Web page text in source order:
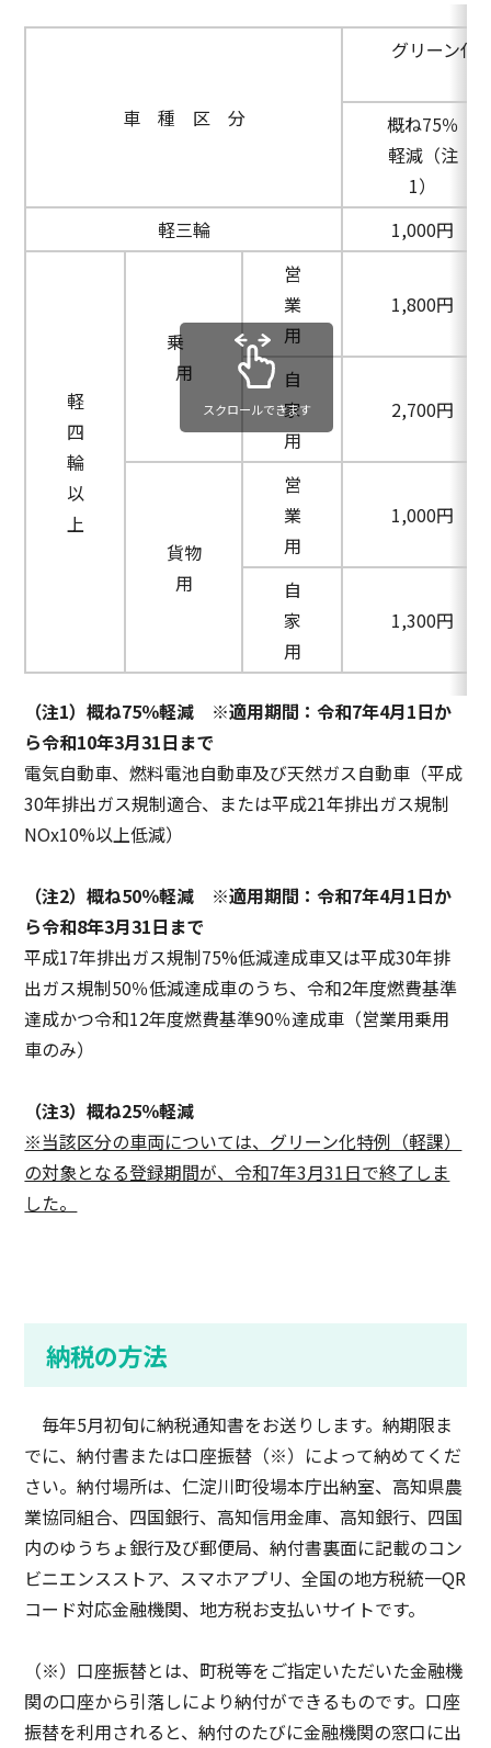
車 種 区 分
グリーン化
概ね75％
軽減（注
1）
軽三輪
1,000円
軽
四
輪
以
上
乗
用
営
業
用
1,800円
自
家
用
2,700円
貨物
用
営
業
用
1,000円
自
家
用
1,300円
スクロールできます
（注1）概ね75％軽減 ※適用期間：令和7年4月1日か
ら令和10年3月31日まで
電気自動車、燃料電池自動車及び天然ガス自動車（平成
30年排出ガス規制適合、または平成21年排出ガス規制
NOx10%以上低減）
（注2）概ね50％軽減 ※適用期間：令和7年4月1日か
ら令和8年3月31日まで
平成17年排出ガス規制75%低減達成車又は平成30年排
出ガス規制50％低減達成車のうち、令和2年度燃費基準
達成かつ令和12年度燃費基準90％達成車（営業用乗用
車のみ）
（注3）概ね25％軽減
※当該区分の車両については、グリーン化特例（軽課）
の対象となる登録期間が、令和7年3月31日で終了しま
した。
納税の方法
毎年5月初旬に納税通知書をお送りします。納期限ま
でに、納付書または口座振替（※）によって納めてくだ
さい。納付場所は、仁淀川町役場本庁出納室、高知県農
業協同組合、四国銀行、高知信用金庫、高知銀行、四国
内のゆうちょ銀行及び郵便局、納付書裏面に記載のコン
ビニエンスストア、スマホアプリ、全国の地方税統一QR
コード対応金融機関、地方税お支払いサイトです。
（※）口座振替とは、町税等をご指定いただいた金融機
関の口座から引落しにより納付ができるものです。口座
振替を利用されると、納付のたびに金融機関の窓口に出